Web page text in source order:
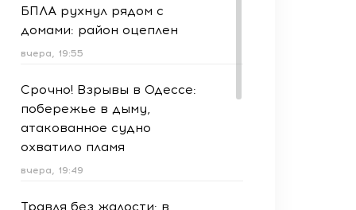
БПЛА рухнул рядом с
домами: район оцеплен
вчера, 19:55
Срочно! Взрывы в Одессе:
побережье в дыму,
атакованное судно
охватило пламя
вчера, 19:49
Травля без жалости: в